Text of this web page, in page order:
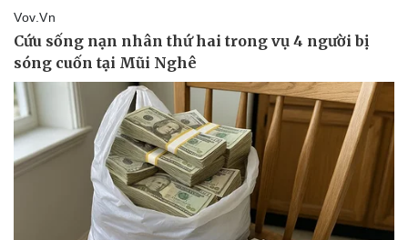
Lịch thi đấu bóng đá
Thế giới thể thao
eSports
Hậu trường
Xe máy